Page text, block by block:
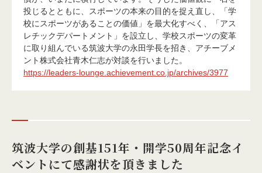
投じるとともに、スポーツの本来の目的を捉え直し、「学
校にスポーツがあることの価値」を最大化すべく、「アス
レチックデパートメント」を設立し、学校スポーツの変革
に取り組んでいる筑波大学の永田学長を招き、アチーブメ
ント株式会社青木仁志が対談を行いました。
https://leaders-lounge.achievement.co.jp/archives/3977
筑波大学の創基151年・開学50周年記念イ
ベントにて感謝状を頂きました